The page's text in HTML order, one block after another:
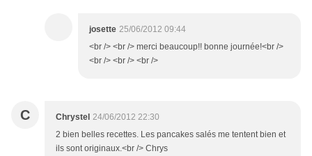
josette 25/06/2012 09:44
<br /> <br /> merci beaucoup!! bonne journée!<br />
<br /> <br /> <br />
C Chrystel 24/06/2012 22:30
2 bien belles recettes. Les pancakes salés me tentent bien et
ils sont originaux.<br /> Chrys